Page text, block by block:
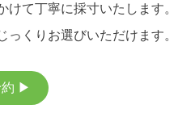
て丁寧に採寸いたします。
っくりお選びいただけます。
約 ▶